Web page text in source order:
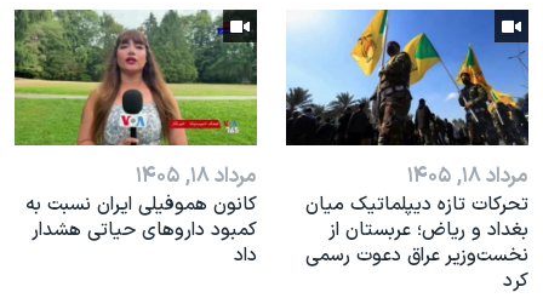
مرداد ۱۸, ۱۴۰۵
تحرکات تازه دیپلماتیک میان
بغداد و ریاض؛ عربستان از
نخست‌وزیر عراق دعوت رسمی
کرد
مرداد ۱۸, ۱۴۰۵
کانون هموفیلی ایران نسبت به
کمبود داروهای حیاتی هشدار
داد